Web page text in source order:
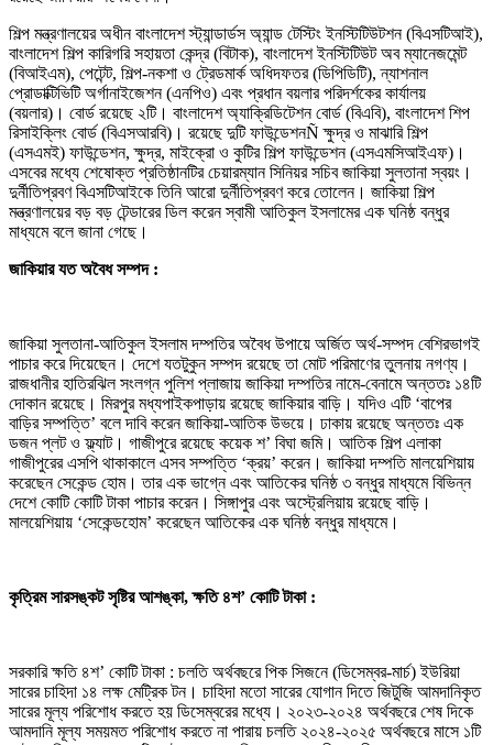
শিল্প মন্ত্রণালয়ের অধীন বাংলাদেশ স্ট্যান্ডার্ডস অ্যান্ড টেস্টিং ইনস্টিটিউটশন (বিএসটিআই),
বাংলাদেশ শিল্প কারিগরি সহায়তা কেন্দ্র (বিটাক), বাংলাদেশ ইনস্টিটিউট অব ম্যানেজমেন্ট
(বিআইএম), পেটেন্ট, শিল্প-নকশা ও ট্রেডমার্ক অধিদফতর (ডিপিডিটি), ন্যাশনাল
প্রোডাক্টিভিটি অর্গানাইজেশন (এনপিও) এবং প্রধান বয়লার পরিদর্শকের কার্যালয়
(বয়লার)। বোর্ড রয়েছে ২টি। বাংলাদেশ অ্যাক্রিডিটেশন বোর্ড (বিএবি), বাংলাদেশ শিপ
রিসাইক্লিং বোর্ড (বিএসআরবি)। রয়েছে দুটি ফাউন্ডেশনÑ ক্ষুদ্র ও মাঝারি শিল্প
(এসএমই) ফাউন্ডেশন, ক্ষুদ্র, মাইক্রো ও কুটির শিল্প ফাউন্ডেশন (এসএমসিআইএফ)।
এসবের মধ্যে শেষোক্ত প্রতিষ্ঠানটির চেয়ারম্যান সিনিয়র সচিব জাকিয়া সুলতানা স্বয়ং।
দুর্নীতিপ্রবণ বিএসটিআইকে তিনি আরো দুর্নীতিপ্রবণ করে তোলেন। জাকিয়া শিল্প
মন্ত্রণালয়ের বড় বড় টেন্ডারের ডিল করেন স্বামী আতিকুল ইসলামের এক ঘনিষ্ঠ বন্ধুর
মাধ্যমে বলে জানা গেছে।
জাকিয়ার যত অবৈধ সম্পদ :
জাকিয়া সুলতানা-আতিকুল ইসলাম দম্পতির অবৈধ উপায়ে অর্জিত অর্থ-সম্পদ বেশিরভাগই
পাচার করে দিয়েছেন। দেশে যতটুকুন সম্পদ রয়েছে তা মোট পরিমাণের তুলনায় নগণ্য।
রাজধানীর হাতিরঝিল সংলগ্ন পুলিশ প্লাজায় জাকিয়া দম্পতির নামে-বেনামে অন্ততঃ ১৪টি
দোকান রয়েছে। মিরপুর মধ্যপাইকপাড়ায় রয়েছে জাকিয়ার বাড়ি। যদিও এটি ‘বাপের
বাড়ির সম্পত্তি’ বলে দাবি করেন জাকিয়া-আতিক উভয়ে। ঢাকায় রয়েছে অন্ততঃ এক
ডজন প্লট ও ফ্ল্যাট। গাজীপুরে রয়েছে কয়েক শ’ বিঘা জমি। আতিক শিল্প এলাকা
গাজীপুরের এসপি থাকাকালে এসব সম্পত্তি ‘ক্রয়’ করেন। জাকিয়া দম্পতি মালয়েশিয়ায়
করেছেন সেকেন্ড হোম। তার এক ভাগ্নে এবং আতিকের ঘনিষ্ঠ ৩ বন্ধুর মাধ্যমে বিভিন্ন
দেশে কোটি কোটি টাকা পাচার করেন। সিঙ্গাপুর এবং অস্ট্রেলিয়ায় রয়েছে বাড়ি।
মালয়েশিয়ায় ‘সেকেন্ডহোম’ করেছেন আতিকের এক ঘনিষ্ঠ বন্ধুর মাধ্যমে।
কৃত্রিম সারসঙ্কট সৃষ্টির আশঙ্কা, ক্ষতি ৪শ’ কোটি টাকা :
সরকারি ক্ষতি ৪শ’ কোটি টাকা : চলতি অর্থবছরে পিক সিজনে (ডিসেম্বর-মার্চ) ইউরিয়া
সারের চাহিদা ১৪ লক্ষ মেট্রিক টন। চাহিদা মতো সারের যোগান দিতে জিটুজি আমদানিকৃত
সারের মূল্য পরিশোধ করতে হয় ডিসেম্বরের মধ্যে। ২০২৩-২০২৪ অর্থবছরে শেষ দিকে
আমদানি মূল্য সময়মত পরিশোধ করতে না পারায় চলতি ২০২৪-২০২৫ অর্থবছরে মাসে ১টি